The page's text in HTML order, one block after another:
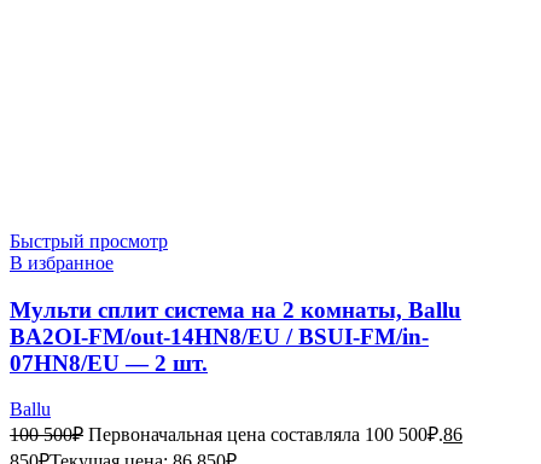
Быстрый просмотр
В избранное
Мульти сплит система на 2 комнаты, Ballu
BA2OI-FM/out-14HN8/EU / BSUI-FM/in-
07HN8/EU — 2 шт.
Ballu
100 500₽ Первоначальная цена составляла 100 500₽.86